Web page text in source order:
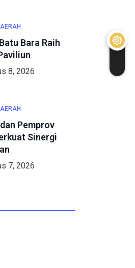
Bara Raih
8, 2026
Pemprov
Sinergi
7, 2026